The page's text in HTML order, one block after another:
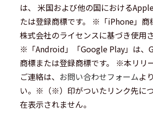
は、 米国および他の国における
たは登録商標です。 ※「iPhone」商
株式会社のライセンスに基づき使用
※「Android」「Google Play」は、
商標または登録商標です。 ※本リリ
ご連絡は、 お問い合わせフォームよ
い。※（※）印がついたリンク先に
在表示されません。